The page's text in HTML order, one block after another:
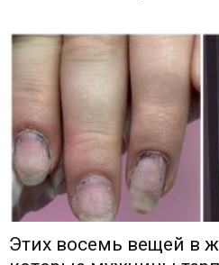
Этих восемь вещей в